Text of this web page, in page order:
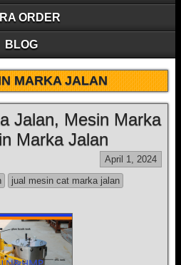
ORDER
BLOG
MARKA JALAN
Jalan, Mesin Marka
Marka Jalan
April 1, 2024
jual mesin cat marka jalan